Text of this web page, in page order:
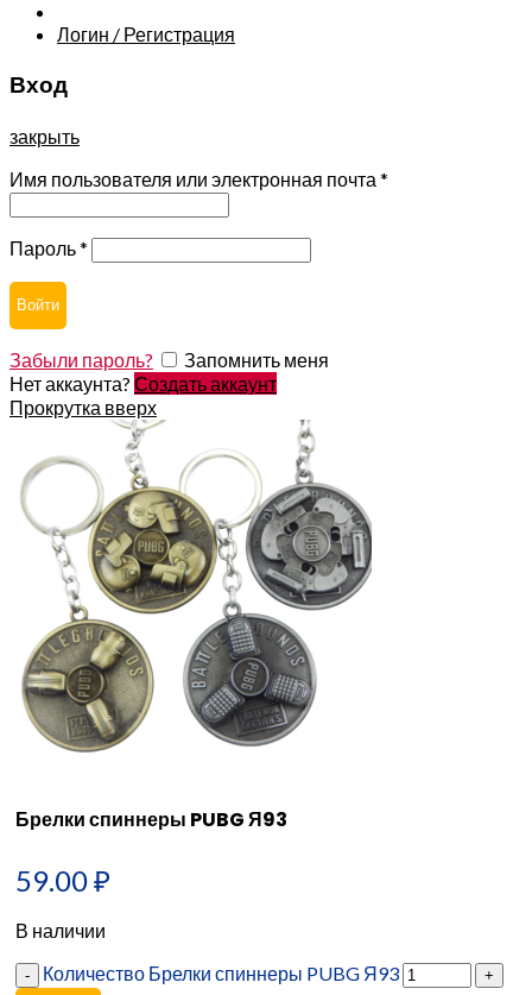
Логин / Регистрация
Вход
закрыть
Имя пользователя или электронная почта *
Пароль*
Войти
Забыли пароль?
Запомнить меня
Нет аккаунта? Создать аккаунт
Прокрутка вверх
Брелки спиннеры PUBG Я93
59.00₽
В наличии
Количество Брелки спиннеры PUBG Я93